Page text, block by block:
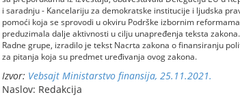
i saradnju - Kancelariju za demokratske institucije i ljudska
pomoći koja se sprovodi u okviru Podrške izbornim
preduzimala dalje aktivnosti u cilju unapređenja teksta
Radne grupe, izradilo je tekst Nacrta zakona o finansiranju
za pitanja koja su predmet uređivanja ovog zakona.
Izvor: Vebsajt Ministarstvo finansija, 25.11.2021.
Naslov: Redakcija